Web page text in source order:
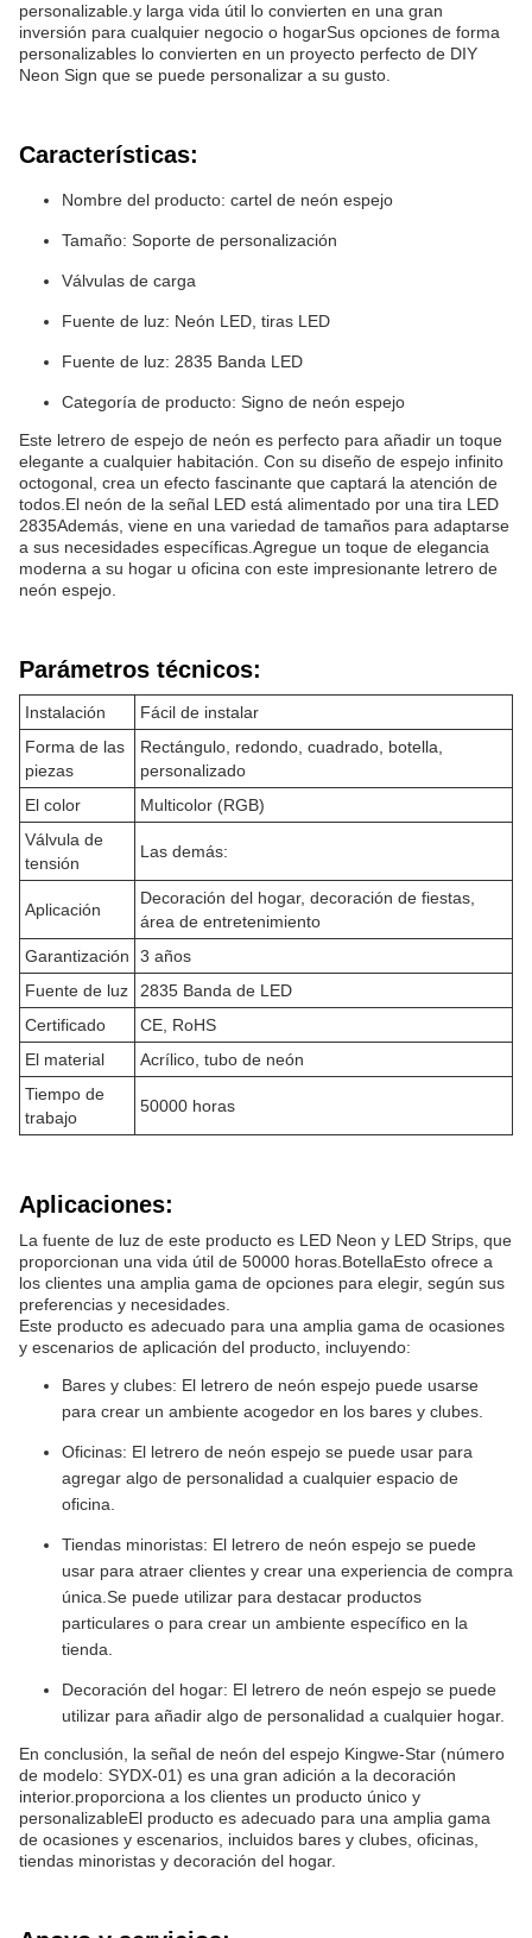
personalizable.y larga vida útil lo convierten en una gran
inversión para cualquier negocio o hogarSus opciones de forma
personalizables lo convierten en un proyecto perfecto de DIY
Neon Sign que se puede personalizar a su gusto.
Características:
Nombre del producto: cartel de neón espejo
Tamaño: Soporte de personalización
Válvulas de carga
Fuente de luz: Neón LED, tiras LED
Fuente de luz: 2835 Banda LED
Categoría de producto: Signo de neón espejo
Este letrero de espejo de neón es perfecto para añadir un toque
elegante a cualquier habitación. Con su diseño de espejo infinito
octogonal, crea un efecto fascinante que captará la atención de
todos.El neón de la señal LED está alimentado por una tira LED
2835Además, viene en una variedad de tamaños para adaptarse
a sus necesidades específicas.Agregue un toque de elegancia
moderna a su hogar u oficina con este impresionante letrero de
neón espejo.
Parámetros técnicos:
Instalación
Fácil de instalar
Forma de las
piezas
Rectángulo, redondo, cuadrado, botella,
personalizado
El color
Multicolor (RGB)
Válvula de
tensión
Las demás:
Aplicación
Decoración del hogar, decoración de fiestas,
área de entretenimiento
Garantización
3 años
Fuente de luz
2835 Banda de LED
Certificado
CE, RoHS
El material
Acrílico, tubo de neón
Tiempo de
trabajo
50000 horas
Aplicaciones:
La fuente de luz de este producto es LED Neon y LED Strips, que
proporcionan una vida útil de 50000 horas.BotellaEsto ofrece a
los clientes una amplia gama de opciones para elegir, según sus
preferencias y necesidades.
Este producto es adecuado para una amplia gama de ocasiones
y escenarios de aplicación del producto, incluyendo:
Bares y clubes: El letrero de neón espejo puede usarse
para crear un ambiente acogedor en los bares y clubes.
Oficinas: El letrero de neón espejo se puede usar para
agregar algo de personalidad a cualquier espacio de
oficina.
Tiendas minoristas: El letrero de neón espejo se puede
usar para atraer clientes y crear una experiencia de compra
única.Se puede utilizar para destacar productos
particulares o para crear un ambiente específico en la
tienda.
Decoración del hogar: El letrero de neón espejo se puede
utilizar para añadir algo de personalidad a cualquier hogar.
En conclusión, la señal de neón del espejo Kingwe-Star (número
de modelo: SYDX-01) es una gran adición a la decoración
interior.proporciona a los clientes un producto único y
personalizableEl producto es adecuado para una amplia gama
de ocasiones y escenarios, incluidos bares y clubes, oficinas,
tiendas minoristas y decoración del hogar.